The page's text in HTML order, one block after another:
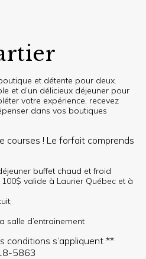
et détente pour deux.
et d’un délicieux déjeuner pour
votre expérience, recevez
dans vos boutiques
courses ! Le forfait comprends
buffet chaud et froid
valide à Laurier Québec et à
salle d’entrainement
conditions s’appliquent **
5863